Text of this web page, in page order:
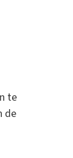
te
de